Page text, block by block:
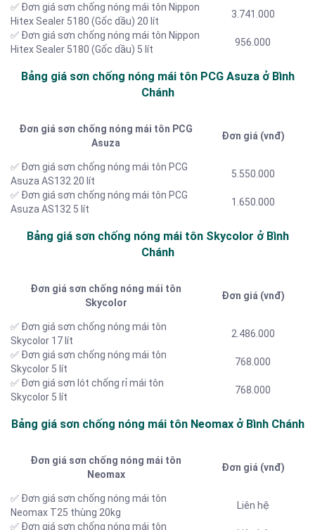
✅ Đơn giá sơn chống nóng mái tôn Nippon
Hitex Sealer 5180 (Gốc dầu) 20 lít
3.741.000
✅ Đơn giá sơn chống nóng mái tôn Nippon
Hitex Sealer 5180 (Gốc dầu) 5 lít
956.000
Bảng giá sơn chống nóng mái tôn PCG Asuza ở Bình
Chánh
Đơn giá sơn chống nóng mái tôn PCG
Asuza
Đơn giá (vnđ)
✅ Đơn giá sơn chống nóng mái tôn PCG
Asuza AS132 20 lít
5.550.000
✅ Đơn giá sơn chống nóng mái tôn PCG
Asuza AS132 5 lít
1.650.000
Bảng giá sơn chống nóng mái tôn Skycolor ở Bình
Chánh
Đơn giá sơn chống nóng mái tôn
Skycolor
Đơn giá (vnđ)
✅ Đơn giá sơn chống nóng mái tôn
Skycolor 17 lít
2.486.000
✅ Đơn giá sơn chống nóng mái tôn
Skycolor 5 lít
768.000
✅ Đơn giá sơn lót chống rỉ mái tôn
Skycolor 5 lít
768.000
Bảng giá sơn chống nóng mái tôn Neomax ở Bình Chánh
Đơn giá sơn chống nóng mái tôn
Neomax
Đơn giá (vnđ)
✅ Đơn giá sơn chống nóng mái tôn
Neomax T25 thùng 20kg
Liên hệ
✅ Đơn giá sơn chống nóng mái tôn